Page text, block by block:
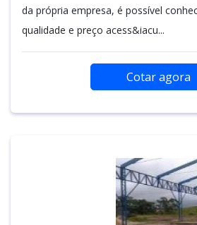
da própria empresa, é possível
qualidade e preço acess&iacu...
Cotar agora